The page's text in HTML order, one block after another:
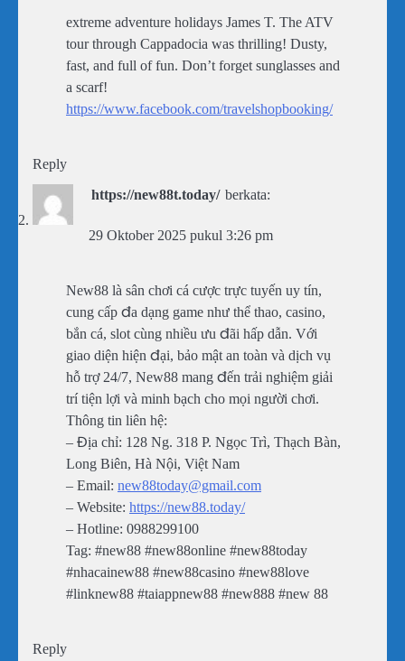
extreme adventure holidays James T. The ATV
tour through Cappadocia was thrilling! Dusty,
fast, and full of fun. Don’t forget sunglasses and
a scarf!
https://www.facebook.com/travelshopbooking/
Reply
https://new88t.today/ berkata:
29 Oktober 2025 pukul 3:26 pm
New88 là sân chơi cá cược trực tuyến uy tín,
cung cấp đa dạng game như thể thao, casino,
bắn cá, slot cùng nhiều ưu đãi hấp dẫn. Với
giao diện hiện đại, bảo mật an toàn và dịch vụ
hỗ trợ 24/7, New88 mang đến trải nghiệm giải
trí tiện lợi và minh bạch cho mọi người chơi.
Thông tin liên hệ:
– Địa chỉ: 128 Ng. 318 P. Ngọc Trì, Thạch Bàn,
Long Biên, Hà Nội, Việt Nam
– Email: new88today@gmail.com
– Website: https://new88.today/
– Hotline: 0988299100
Tag: #new88 #new88online #new88today
#nhacainew88 #new88casino #new88love
#linknew88 #taiappnew88 #new888 #new 88
Reply